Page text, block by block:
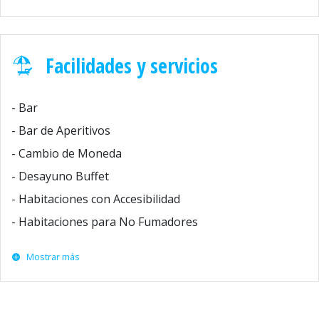
Facilidades y servicios
- Bar
- Bar de Aperitivos
- Cambio de Moneda
- Desayuno Buffet
- Habitaciones con Accesibilidad
- Habitaciones para No Fumadores
Mostrar más